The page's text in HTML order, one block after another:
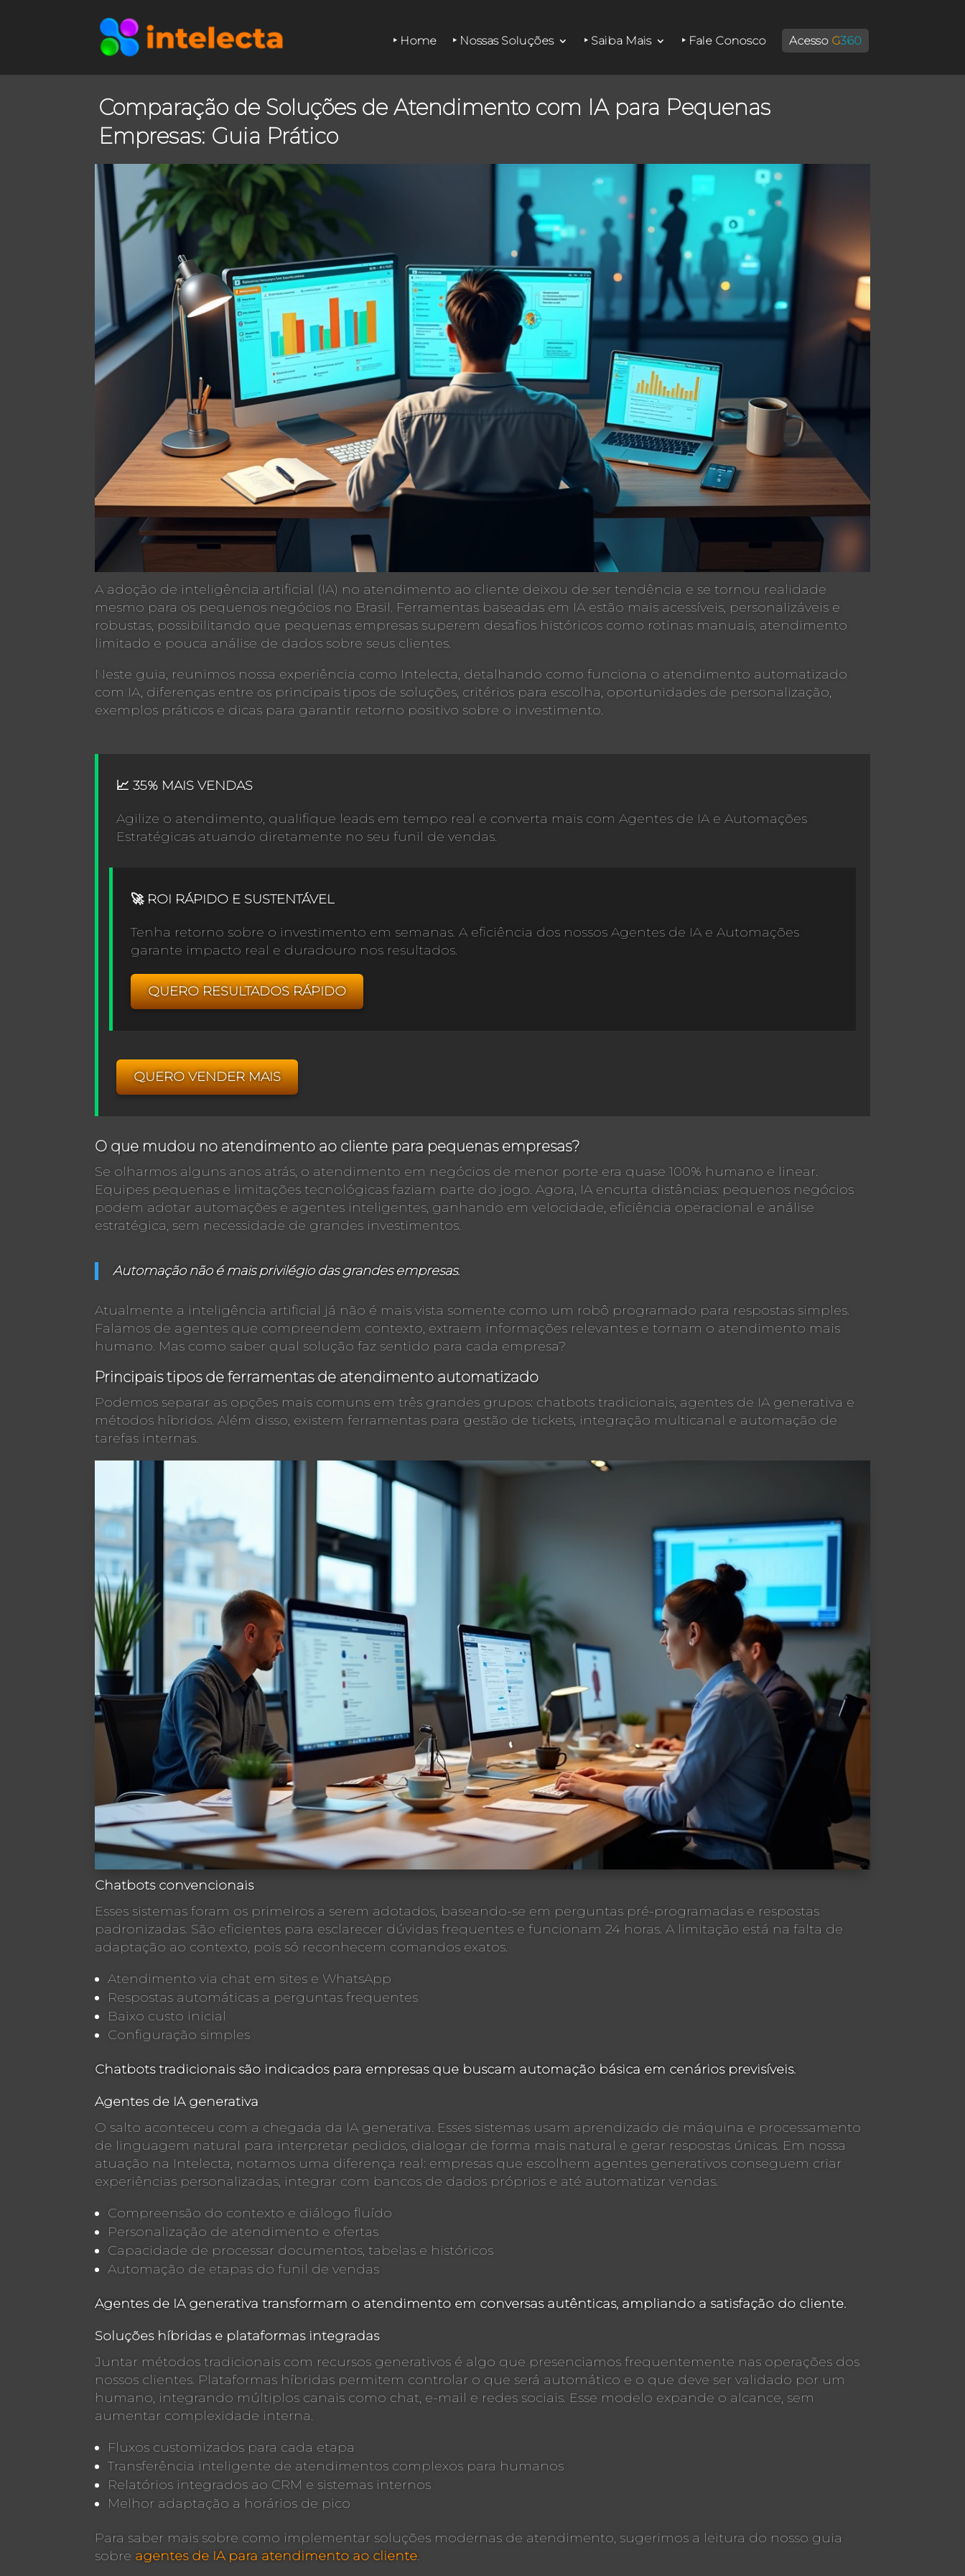
‣ Home ‣ Nossas Soluções ‣ Saiba Mais ‣ Fale Conosco Acesso G360
Comparação de Soluções de Atendimento com IA para Pequenas
Empresas: Guia Prático
A adoção de inteligência artificial (IA) no atendimento ao cliente deixou de ser tendência e se tornou realidade
mesmo para os pequenos negócios no Brasil. Ferramentas baseadas em IA estão mais acessíveis, personalizáveis e
robustas, possibilitando que pequenas empresas superem desafios históricos como rotinas manuais, atendimento
limitado e pouca análise de dados sobre seus clientes.
Neste guia, reunimos nossa experiência como Intelecta, detalhando como funciona o atendimento automatizado
com IA, diferenças entre os principais tipos de soluções, critérios para escolha, oportunidades de personalização,
exemplos práticos e dicas para garantir retorno positivo sobre o investimento.
📈 35% MAIS VENDAS
Agilize o atendimento, qualifique leads em tempo real e converta mais com Agentes de IA e Automações
Estratégicas atuando diretamente no seu funil de vendas.
🚀 ROI RÁPIDO E SUSTENTÁVEL
Tenha retorno sobre o investimento em semanas. A eficiência dos nossos Agentes de IA e Automações
garante impacto real e duradouro nos resultados.
QUERO RESULTADOS RÁPIDO
QUERO VENDER MAIS
O que mudou no atendimento ao cliente para pequenas empresas?
Se olharmos alguns anos atrás, o atendimento em negócios de menor porte era quase 100% humano e linear.
Equipes pequenas e limitações tecnológicas faziam parte do jogo. Agora, IA encurta distâncias: pequenos negócios
podem adotar automações e agentes inteligentes, ganhando em velocidade, eficiência operacional e análise
estratégica, sem necessidade de grandes investimentos.
Automação não é mais privilégio das grandes empresas.
Atualmente a inteligência artificial já não é mais vista somente como um robô programado para respostas simples.
Falamos de agentes que compreendem contexto, extraem informações relevantes e tornam o atendimento mais
humano. Mas como saber qual solução faz sentido para cada empresa?
Principais tipos de ferramentas de atendimento automatizado
Podemos separar as opções mais comuns em três grandes grupos: chatbots tradicionais, agentes de IA generativa e
métodos híbridos. Além disso, existem ferramentas para gestão de tickets, integração multicanal e automação de
tarefas internas.
Chatbots convencionais
Esses sistemas foram os primeiros a serem adotados, baseando-se em perguntas pré-programadas e respostas
padronizadas. São eficientes para esclarecer dúvidas frequentes e funcionam 24 horas. A limitação está na falta de
adaptação ao contexto, pois só reconhecem comandos exatos.
Atendimento via chat em sites e WhatsApp
Respostas automáticas a perguntas frequentes
Baixo custo inicial
Configuração simples
Chatbots tradicionais são indicados para empresas que buscam automação básica em cenários previsíveis.
Agentes de IA generativa
O salto aconteceu com a chegada da IA generativa. Esses sistemas usam aprendizado de máquina e processamento
de linguagem natural para interpretar pedidos, dialogar de forma mais natural e gerar respostas únicas. Em nossa
atuação na Intelecta, notamos uma diferença real: empresas que escolhem agentes generativos conseguem criar
experiências personalizadas, integrar com bancos de dados próprios e até automatizar vendas.
Compreensão do contexto e diálogo fluído
Personalização de atendimento e ofertas
Capacidade de processar documentos, tabelas e históricos
Automação de etapas do funil de vendas
Agentes de IA generativa transformam o atendimento em conversas autênticas, ampliando a satisfação do cliente.
Soluções híbridas e plataformas integradas
Juntar métodos tradicionais com recursos generativos é algo que presenciamos frequentemente nas operações dos
nossos clientes. Plataformas híbridas permitem controlar o que será automático e o que deve ser validado por um
humano, integrando múltiplos canais como chat, e-mail e redes sociais. Esse modelo expande o alcance, sem
aumentar complexidade interna.
Fluxos customizados para cada etapa
Transferência inteligente de atendimentos complexos para humanos
Relatórios integrados ao CRM e sistemas internos
Melhor adaptação a horários de pico
Para saber mais sobre como implementar soluções modernas de atendimento, sugerimos a leitura do nosso guia
sobre agentes de IA para atendimento ao cliente.